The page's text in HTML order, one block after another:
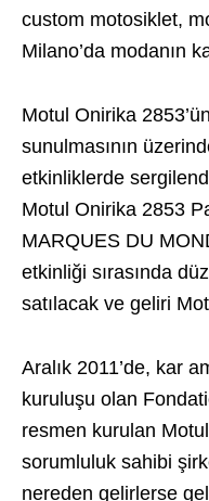
custom motosiklet,
Milano’da modanın
Motul Onirika
sunulmasının
etkinliklerde
Motul Onirika 2853
MARQUES DU
etkinliği sırasında
satılacak ve geliri
Aralık 2011’de, kar
kuruluşu olan
resmen kurulan
sorumluluk sahibi
nereden gelirlerse